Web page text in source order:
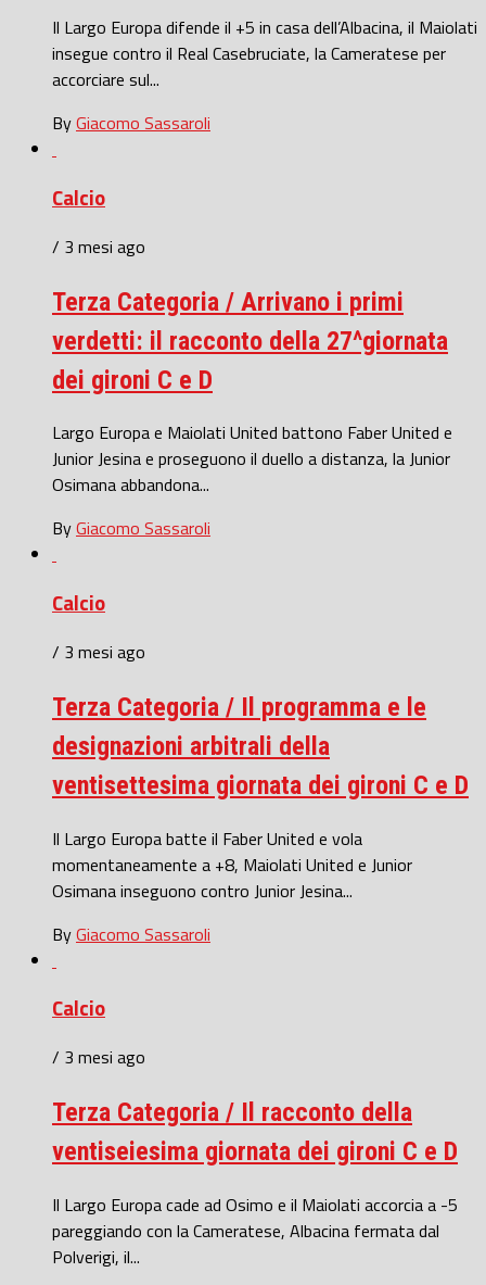
Il Largo Europa difende il +5 in casa dell’Albacina, il Maiolati
insegue contro il Real Casebruciate, la Cameratese per
accorciare sul...
ByGiacomo Sassaroli
Calcio
/ 3 mesi ago
Terza Categoria / Arrivano i primi
verdetti: il racconto della 27^giornata
dei gironi C e D
Largo Europa e Maiolati United battono Faber United e
Junior Jesina e proseguono il duello a distanza, la Junior
Osimana abbandona...
ByGiacomo Sassaroli
Calcio
/ 3 mesi ago
Terza Categoria / Il programma e le
designazioni arbitrali della
ventisettesima giornata dei gironi C e D
Il Largo Europa batte il Faber United e vola
momentaneamente a +8, Maiolati United e Junior
Osimana inseguono contro Junior Jesina...
ByGiacomo Sassaroli
Calcio
/ 3 mesi ago
Terza Categoria / Il racconto della
ventiseiesima giornata dei gironi C e D
Il Largo Europa cade ad Osimo e il Maiolati accorcia a -5
pareggiando con la Cameratese, Albacina fermata dal
Polverigi, il...